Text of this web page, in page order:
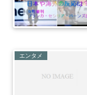
エンタメ